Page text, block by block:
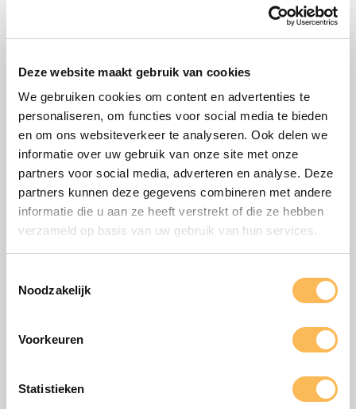
Deze website maakt gebruik van cookies
We gebruiken cookies om content en advertenties te
personaliseren, om functies voor social media te bieden
en om ons websiteverkeer te analyseren. Ook delen we
informatie over uw gebruik van onze site met onze
partners voor social media, adverteren en analyse. Deze
partners kunnen deze gegevens combineren met andere
informatie die u aan ze heeft verstrekt of die ze hebben
verzameld op basis van uw gebruik van hun services.
Noodzakelijk
Voorkeuren
Statistieken